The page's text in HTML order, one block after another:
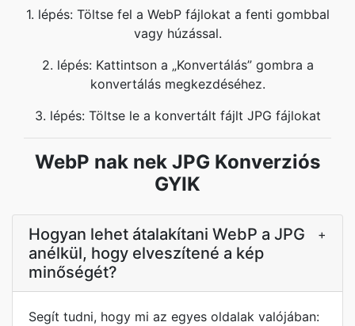
1. lépés: Töltse fel a WebP fájlokat a fenti gombbal
vagy húzással.
2. lépés: Kattintson a „Konvertálás” gombra a
konvertálás megkezdéséhez.
3. lépés: Töltse le a konvertált fájlt JPG fájlokat
WebP nak nek JPG Konverziós
GYIK
Hogyan lehet átalakítani WebP a JPG
anélkül, hogy elveszítené a kép
minőségét?
+
Segít tudni, hogy mi az egyes oldalak valójában: